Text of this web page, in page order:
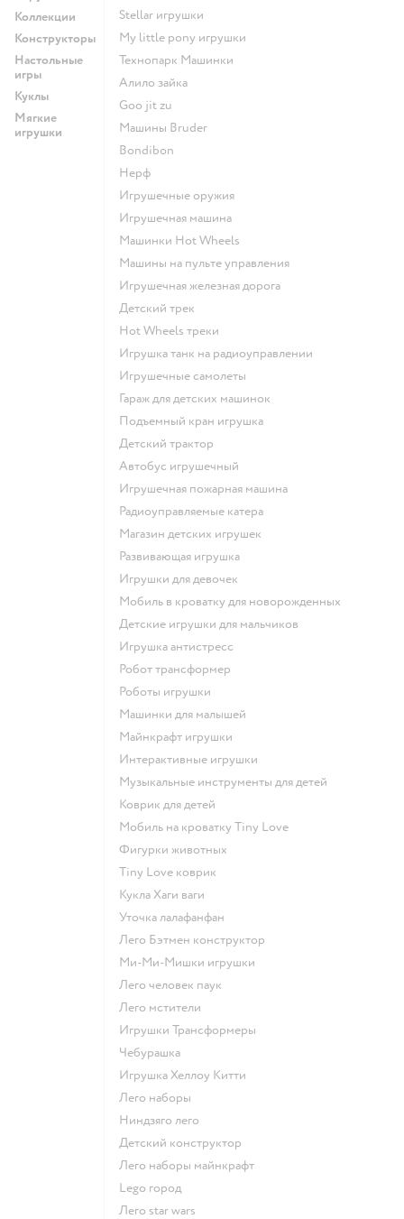
Коллекции
Конструкторы
Настольные
игры
Куклы
Мягкие
игрушки
Stellar игрушки
my little pony игрушки
Технопарк Машинки
Алило зайка
Goo jit zu
Машины Bruder
Bondibon
Нерф
Игрушечные оружия
Игрушечная машина
Машинки Hot Wheels
Машины на пульте управления
Игрушечная железная дорога
Детский трек
Hot Wheels треки
Игрушка танк на радиоуправлении
Игрушечные самолеты
Гараж для детских машинок
Подъемный кран игрушка
Детский трактор
Автобус игрушечный
Игрушечная пожарная машина
Радиоуправляемые катера
Магазин детских игрушек
Развивающая игрушка
Игрушки для девочек
Мобиль в кроватку для новорожденных
Детские игрушки для мальчиков
Игрушка антистресс
Робот трансформер
Роботы игрушки
Машинки для малышей
Майнкрафт игрушки
Интерактивные игрушки
Музыкальные инструменты для детей
Коврик для детей
Мобиль на кроватку Tiny Love
Фигурки животных
Tiny Love коврик
Кукла Хаги ваги
Уточка лалафанфан
Лего Бэтмен конструктор
Ми-Ми-Мишки игрушки
Лего человек паук
Лего мстители
Игрушки Трансформеры
Чебурашка
Игрушка Хеллоу Китти
Лего наборы
Ниндзяго лего
Детский конструктор
Лего наборы майнкрафт
Lego город
Лего star wars